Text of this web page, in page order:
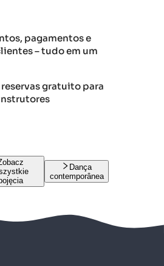
pagamentos e
– tudo em um
gratuito para
Dança
contemporânea